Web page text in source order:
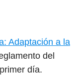
Adaptación a la
del
día.